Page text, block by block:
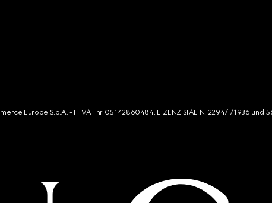
Europe S.p.A. - IT VAT nr 05142860484. LIZENZ SIAE N. 2294/I/1936 und